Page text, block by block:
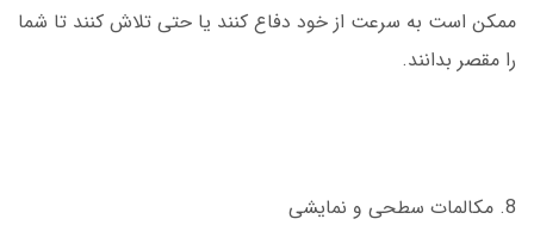
ممکن است به سرعت از خود دفاع کنند یا حتی تلاش کنند تا شما
را مقصر بدانند.
8. مکالمات سطحی و نمایشی